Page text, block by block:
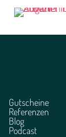
Gutscheine
Referenzen
Blog
Podcast